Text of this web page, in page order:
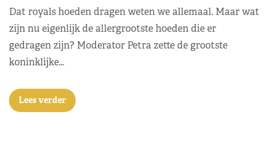
Dat royals hoeden dragen weten we allemaal. Maar wat
zijn nu eigenlijk de allergrootste hoeden die er
gedragen zijn? Moderator Petra zette de grootste
koninklijke…
Lees verder